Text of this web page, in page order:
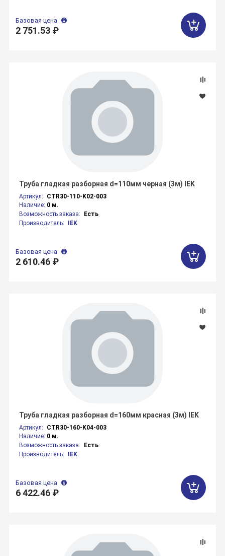
Базовая цена
2 751.53 ₽
Артикул:
CTR30-110-K02-003
Наличие: 0 м.
Возможность заказа:
Есть
Производитель:
IEK
Труба гладкая разборная d=110мм черная (3м) IEK
Базовая цена
2 610.46 ₽
Артикул:
CTR30-160-K04-003
Наличие: 0 м.
Возможность заказа:
Есть
Производитель:
IEK
Труба гладкая разборная d=160мм красная (3м) IEK
Базовая цена
6 422.46 ₽